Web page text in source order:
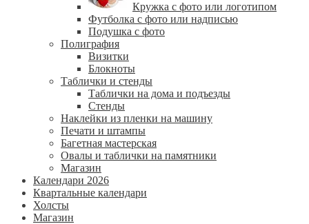
Кружка с фото или логотипом
Футболка с фото или надписью
Подушка с фото
Полиграфия
Визитки
Блокноты
Таблички и стенды
Таблички на дома и подъезды
Стенды
Наклейки из пленки на машину
Печати и штампы
Багетная мастерская
Овалы и таблички на памятники
Магазин
Календари 2026
Квартальные календари
Холсты
Магазин